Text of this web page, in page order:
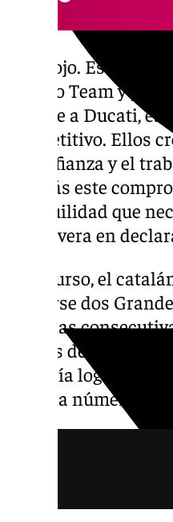
«Soy rojo. Estoy
Lenovo Team y
unirme a Ducati,
competitivo. Ellos
la confianza y el
vez más este
tranquilidad que
de Cervera en
Este curso, el
perderse dos
victorias
puntos del líder de
Hungría logró su
victoria número